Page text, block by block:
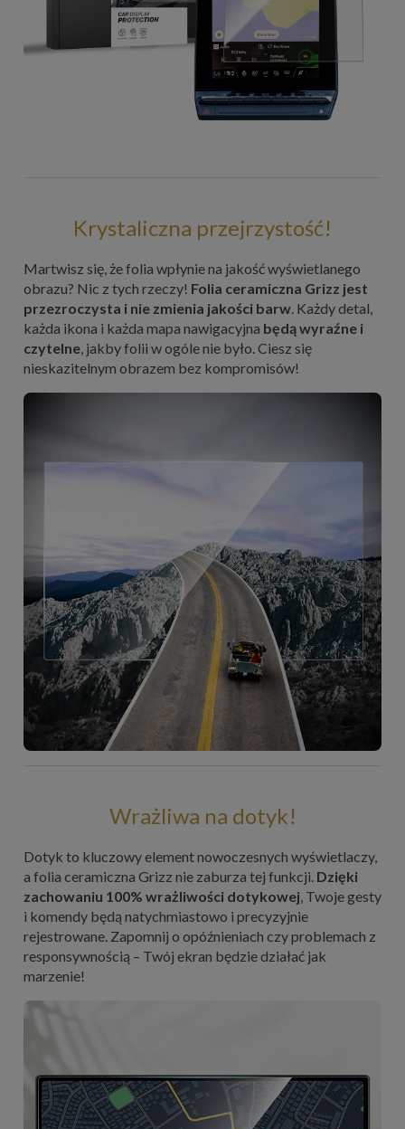
Krystaliczna przejrzystość!
Martwisz się, że folia wpłynie na jakość wyświetlanego
obrazu? Nic z tych rzeczy! Folia ceramiczna Grizz jest
przezroczysta i nie zmienia jakości barw. Każdy detal,
każda ikona i każda mapa nawigacyjna będą wyraźne i
czytelne, jakby folii w ogóle nie było. Ciesz się
nieskazitelnym obrazem bez kompromisów!
Wrażliwa na dotyk!
Dotyk to kluczowy element nowoczesnych wyświetlaczy,
a folia ceramiczna Grizz nie zaburza tej funkcji. Dzięki
zachowaniu 100% wrażliwości dotykowej , Twoje gesty
i komendy będą natychmiastowo i precyzyjnie
rejestrowane. Zapomnij o opóźnieniach czy problemach z
responsywnością – Twój ekran będzie działać jak
marzenie!